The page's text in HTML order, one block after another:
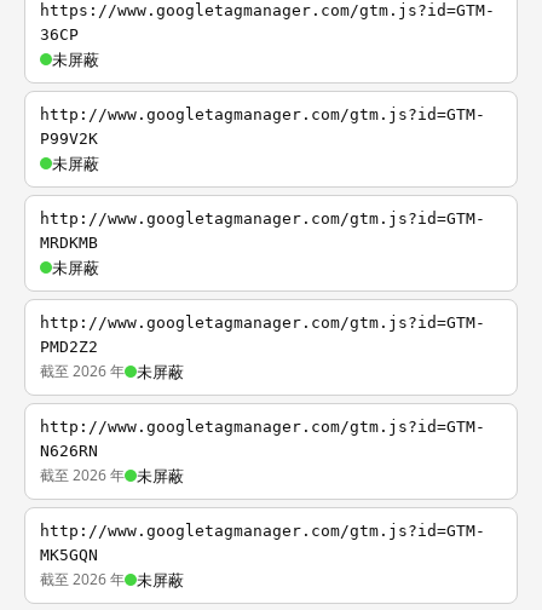
https://www.googletagmanager.com/gtm.js?id=GTM-
36CP
未屏蔽
http://www.googletagmanager.com/gtm.js?id=GTM-
P99V2K
未屏蔽
http://www.googletagmanager.com/gtm.js?id=GTM-
MRDKMB
未屏蔽
http://www.googletagmanager.com/gtm.js?id=GTM-
PMD2Z2
截至 2026 年 未屏蔽
http://www.googletagmanager.com/gtm.js?id=GTM-
N626RN
截至 2026 年 未屏蔽
http://www.googletagmanager.com/gtm.js?id=GTM-
MK5GQN
截至 2026 年 未屏蔽